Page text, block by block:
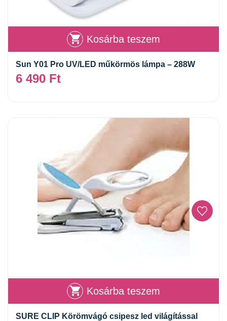
Kosárba teszem
Sun Y01 Pro UV/LED műkörmös lámpa – 288W
6 490 Ft
Kosárba teszem
SURE CLIP Körömvágó csipesz led világítással